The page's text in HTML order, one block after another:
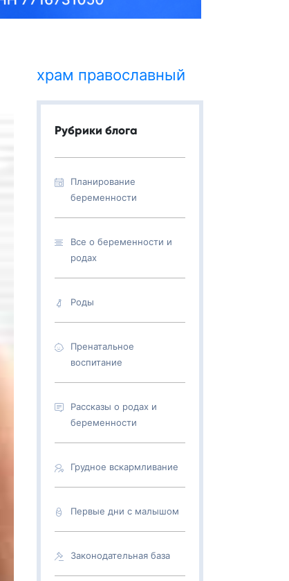
храм православный
Рубрики блога
Планирование
беременности
Все о беременности и
родах
Роды
Пренатальное
воспитание
Рассказы о родах и
беременности
Грудное вскармливание
Первые дни с малышом
Законодательная база